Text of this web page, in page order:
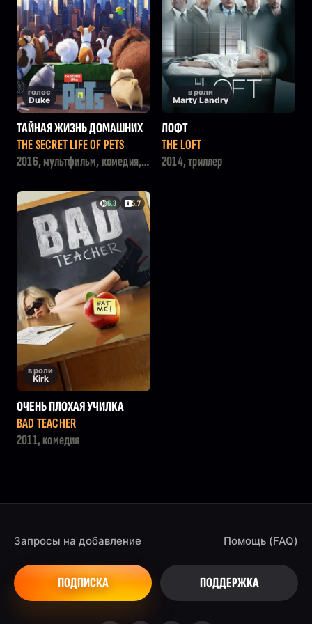
голос
Duke
ТАЙНАЯ ЖИЗНЬ ДОМАШНИХ
ЖИВОТНЫХ
THE SECRET LIFE OF PETS
2016, мультфильм, комедия,
в роли
Marty Landry
ЛОФТ
THE LOFT
2014, триллер
6.3 5.7
в роли
Kirk
ОЧЕНЬ ПЛОХАЯ УЧИЛКА
BAD TEACHER
2011, комедия
Запросы на добавление
ПОДПИСКА
Помощь (FAQ)
ПОДДЕРЖКА